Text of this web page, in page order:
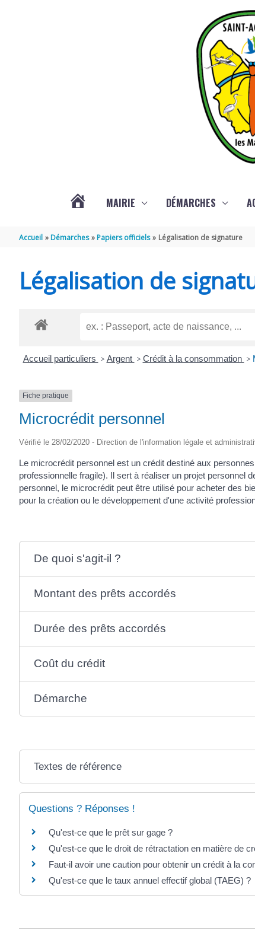
MAIRIE DÉMARCHES
Accueil Démarches Papiers officiels Légalisation de signature
Légalisation de
Accueil particuliers > Argent > Crédit à la consommation >
Fiche pratique
Microcrédit personnel
Vérifié le 28/02/2020 - Direction de l'information légale et
Le microcrédit personnel est un crédit destiné aux
professionnelle fragile). Il sert à réaliser un projet personnel
personnel, le microcrédit peut être utilisé pour acheter des
pour la création ou le développement d'une activité
De quoi s'agit-il ?
Montant des prêts accordés
Durée des prêts accordés
Coût du crédit
Démarche
Textes de référence
Questions ? Réponses !
Qu'est-ce que le prêt sur gage ?
Qu'est-ce que le droit de rétractation en matière de
Faut-il avoir une caution pour obtenir un crédit à la
Qu'est-ce que le taux annuel effectif global (TAEG) ?